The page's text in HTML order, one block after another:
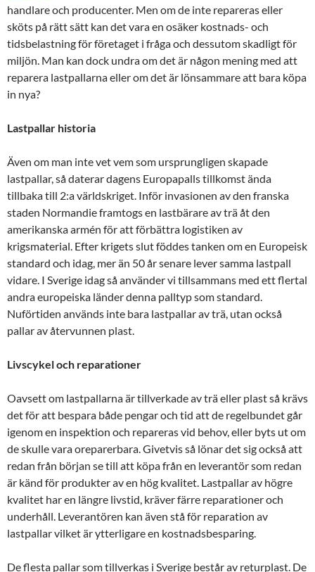
handlare och producenter. Men om de inte repareras eller
sköts på rätt sätt kan det vara en osäker kostnads- och
tidsbelastning för företaget i fråga och dessutom skadligt för
miljön. Man kan dock undra om det är någon mening med att
reparera lastpallarna eller om det är lönsammare att bara köpa
in nya?
Lastpallar historia
Även om man inte vet vem som ursprungligen skapade
lastpallar, så daterar dagens Europapalls tillkomst ända
tillbaka till 2:a världskriget. Inför invasionen av den franska
staden Normandie framtogs en lastbärare av trä åt den
amerikanska armén för att förbättra logistiken av
krigsmaterial. Efter krigets slut föddes tanken om en Europeisk
standard och idag, mer än 50 år senare lever samma lastpall
vidare. I Sverige idag så använder vi tillsammans med ett flertal
andra europeiska länder denna palltyp som standard.
Nuförtiden används inte bara lastpallar av trä, utan också
pallar av återvunnen plast.
Livscykel och reparationer
Oavsett om lastpallarna är tillverkade av trä eller plast så krävs
det för att bespara både pengar och tid att de regelbundet går
igenom en inspektion och repareras vid behov, eller byts ut om
de skulle vara oreparerbara. Givetvis så lönar det sig också att
redan från början se till att köpa från en leverantör som redan
är känd för produkter av en hög kvalitet. Lastpallar av högre
kvalitet har en längre livstid, kräver färre reparationer och
underhåll. Leverantören kan även stå för reparation av
lastpallar vilket är ytterligare en kostnadsbesparing.
De flesta pallar som tillverkas i Sverige består av returplast. De